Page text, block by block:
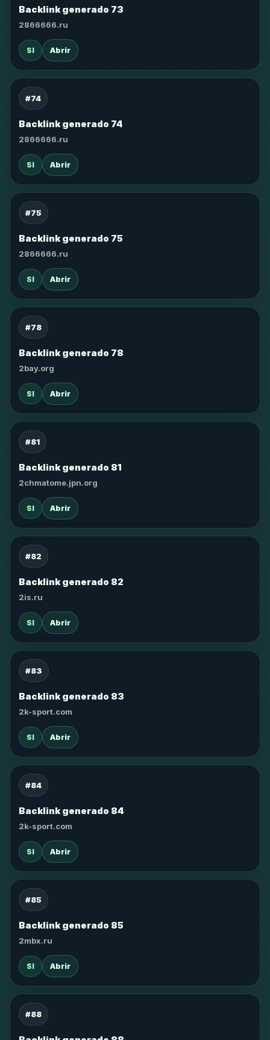
Backlink generado 73
2866666.ru
SI Abrir
#74
Backlink generado 74
2866666.ru
SI Abrir
#75
Backlink generado 75
2866666.ru
SI Abrir
#78
Backlink generado 78
2bay.org
SI Abrir
#81
Backlink generado 81
2chmatome.jpn.org
SI Abrir
#82
Backlink generado 82
2is.ru
SI Abrir
#83
Backlink generado 83
2k-sport.com
SI Abrir
#84
Backlink generado 84
2k-sport.com
SI Abrir
#85
Backlink generado 85
2mbx.ru
SI Abrir
#88